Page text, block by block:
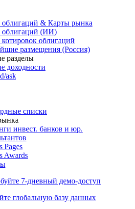
& Карты рынка
облигаций (ИИ)
облигаций
размещения (Россия)
разделы
доходности
ask
списки
инвест. банков и юр.
Pages
Awards
7-дневный демо-доступ
глобальную базу данных